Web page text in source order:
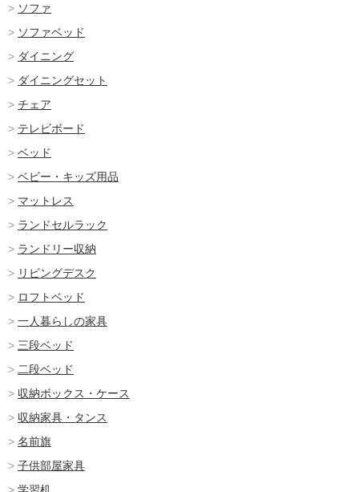
ソファ
ソファベッド
ダイニング
ダイニングセット
チェア
テレビボード
ベッド
ベビー・キッズ用品
マットレス
ランドセルラック
ランドリー収納
リビングデスク
ロフトベッド
一人暮らしの家具
三段ベッド
二段ベッド
収納ボックス・ケース
収納家具・タンス
名前旗
子供部屋家具
学習机